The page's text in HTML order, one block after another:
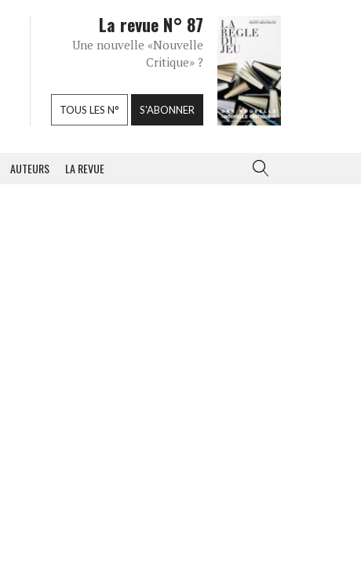
La revue N° 87
Une nouvelle «Nouvelle
Critique» ?
TOUS LES N° S'ABONNER
AUTEURS LA REVUE